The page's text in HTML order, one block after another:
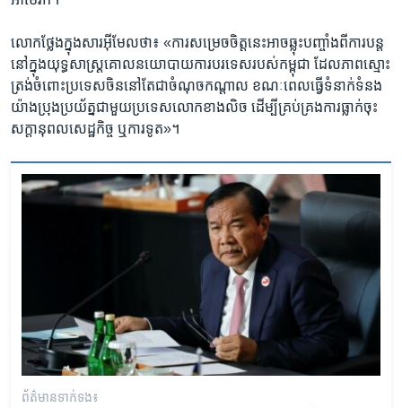
លោក​ថ្លែង​ក្នុងសារ​អ៊ីមែល​ថា​៖ «​ការសម្រេច​ចិត្ត​នេះ​អាច​ឆ្លុះ​បញ្ចាំង​ពី​ការ​បន្ត​
នៅ​ក្នុង​យុទ្ធសាស្ត្រ​គោល​នយោបាយ​ការបរទេស​របស់​កម្ពុជា ដែល​ភាព​ស្មោះ​
ត្រង់ចំ​ពោះ​ប្រទេស​ចិន​នៅ​តែ​ជា​ចំណុច​កណ្តាល ខណៈ​ពេល​ធ្វើ​ទំនាក់​ទំនង​
យ៉ាង​ប្រុង​ប្រយ័ត្នជា​មួយ​ប្រទេស​លោក​ខាង​លិច ដើម្បី​គ្រប់​គ្រង​ការធ្លាក់​ចុះ​
សក្តានុពល​សេដ្ឋកិច្ច ឬ​ការទូត»​។
ព័ត៌មាន​ទាក់ទង៖